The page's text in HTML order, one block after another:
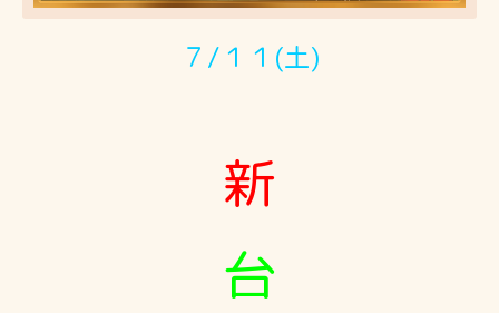
７/１１(土)
新
台